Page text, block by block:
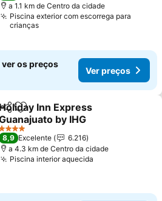
a 1.1 km de Centro da cidade
Piscina exterior com escorrega para
crianças
ver os preços
Ver preços
PartilharAdicionar aos favoritos
Holiday Inn Express
by IHG
preços
4 Estrelas
8,9 Excelente
6.216
a 4.3 km de Centro da cidade
Piscina interior aquecida